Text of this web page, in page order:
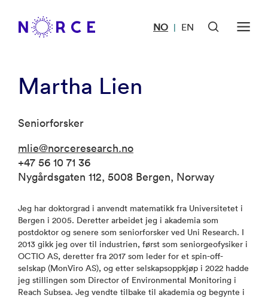
NO | EN
Martha Lien
Seniorforsker
mlie@norceresearch.no
+47 56 10 71 36
Nygårdsgaten 112, 5008 Bergen, Norway
Jeg har doktorgrad i anvendt matematikk fra Universitetet i
Bergen i 2005. Deretter arbeidet jeg i akademia som
postdoktor og senere som seniorforsker ved Uni Research. I
2013 gikk jeg over til industrien, først som seniorgeofysiker i
OCTIO AS, deretter fra 2017 som leder for et spin-off-
selskap (MonViro AS), og etter selskapsoppkjøp i 2022 hadde
jeg stillingen som Director of Environmental Monitoring i
Reach Subsea. Jeg vendte tilbake til akademia og begynte i